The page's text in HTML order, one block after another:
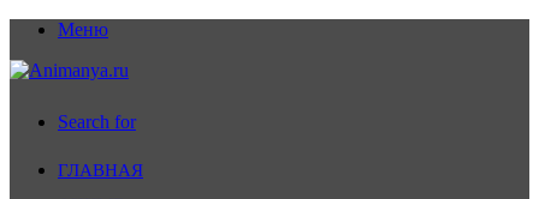
Меню
Search for
ГЛАВНАЯ